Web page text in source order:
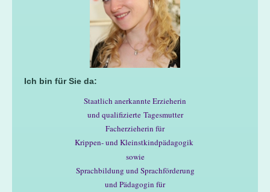
Ich bin für Sie da:
Staatlich anerkannte Erzieherin
und qualifizierte Tagesmutter
Facherzieherin für
Krippen- und Kleinstkindpädagogik
sowie
Sprachbildung und Sprachförderung
und Pädagogin für